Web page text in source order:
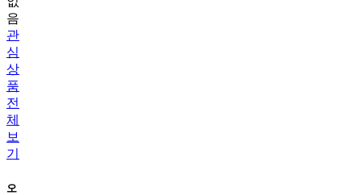
음
관
심
상
품
전
체
보
기
오